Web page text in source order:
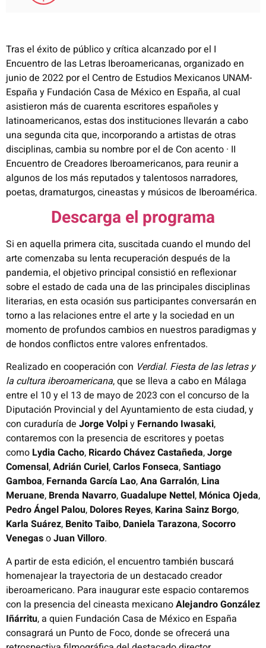
Tras el éxito de público y crítica alcanzado por el I
Encuentro de las Letras Iberoamericanas, organizado en
junio de 2022 por el Centro de Estudios Mexicanos UNAM-
España y Fundación Casa de México en España, al cual
asistieron más de cuarenta escritores españoles y
latinoamericanos, estas dos instituciones llevarán a cabo
una segunda cita que, incorporando a artistas de otras
disciplinas, cambia su nombre por el de Con acento · II
Encuentro de Creadores Iberoamericanos, para reunir a
algunos de los más reputados y talentosos narradores,
poetas, dramaturgos, cineastas y músicos de Iberoamérica.
Descarga el programa
Si en aquella primera cita, suscitada cuando el mundo del
arte comenzaba su lenta recuperación después de la
pandemia, el objetivo principal consistió en reflexionar
sobre el estado de cada una de las principales disciplinas
literarias, en esta ocasión sus participantes conversarán en
torno a las relaciones entre el arte y la sociedad en un
momento de profundos cambios en nuestros paradigmas y
de hondos conflictos entre valores enfrentados.
Realizado en cooperación con Verdial. Fiesta de las letras y
la cultura iberoamericana, que se lleva a cabo en Málaga
entre el 10 y el 13 de mayo de 2023 con el concurso de la
Diputación Provincial y del Ayuntamiento de esta ciudad, y
con curaduría de Jorge Volpiy Fernando Iwasaki,
contaremos con la presencia de escritores y poetas
como Lydia Cacho, Ricardo Chávez Castañeda,Jorge
Comensal,Adrián Curiel,Carlos Fonseca,Santiago
Gamboa, Fernanda García Lao,Ana Garralón, Lina
Meruane, Brenda Navarro,Guadalupe Nettel, Mónica Ojeda,
Pedro Ángel Palou, Dolores Reyes, Karina Sainz Borgo,
Karla Suárez, Benito Taibo, Daniela Tarazona,Socorro
VenegasoJuan Villoro.
A partir de esta edición, el encuentro también buscará
homenajear la trayectoria de un destacado creador
iberoamericano. Para inaugurar este espacio contaremos
con la presencia del cineasta mexicanoAlejandro González
Iñárritu, a quien Fundación Casa de México en España
consagrará un Punto de Foco, donde se ofrecerá una